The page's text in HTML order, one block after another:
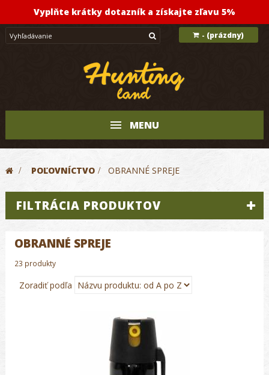
Vyplňte krátky dotazník a získajte zľavu 5%
- (prázdny)
MENU
> POĽOVNÍCTVO > OBRANNÉ SPREJE
FILTRÁCIA PRODUKTOV
OBRANNÉ SPREJE
23 produkty
Zoradiť podľa